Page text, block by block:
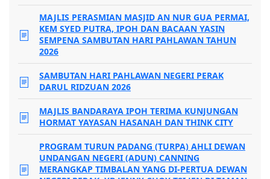
MAJLIS PERASMIAN MASJID AN NUR GUA PERMAI,
KEM SYED PUTRA, IPOH DAN BACAAN YASIN
SEMPENA SAMBUTAN HARI PAHLAWAN TAHUN
2026
SAMBUTAN HARI PAHLAWAN NEGERI PERAK
DARUL RIDZUAN 2026
MAJLIS BANDARAYA IPOH TERIMA KUNJUNGAN
HORMAT YAYASAN HASANAH DAN THINK CITY
PROGRAM TURUN PADANG (TURPA) AHLI DEWAN
UNDANGAN NEGERI (ADUN) CANNING
MERANGKAP TIMBALAN YANG DI-PERTUA DEWAN